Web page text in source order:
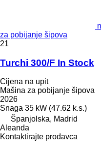
za pobijanje šipova
21
Turchi 300/F In Stock
Cijena na upit
Mašina za pobijanje šipova
2026
Snaga 35 kW (47.62 k.s.)
Španjolska, Madrid
Aleanda
Kontaktirajte prodavca